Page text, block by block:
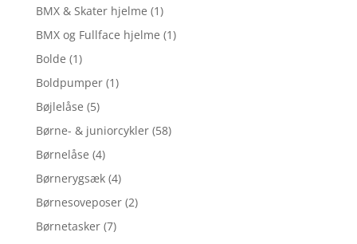
BMX & Skater hjelme (1)
BMX og Fullface hjelme (1)
Bolde (1)
Boldpumper (1)
Bøjlelåse (5)
Børne- & juniorcykler (58)
Børnelåse (4)
Børnerygsæk (4)
Børnesoveposer (2)
Børnetasker (7)